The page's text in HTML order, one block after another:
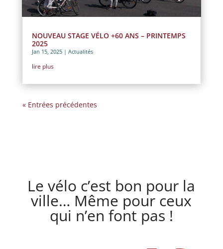
NOUVEAU STAGE VÉLO +60 ANS – PRINTEMPS
2025
Jan 15, 2025| Actualités
lire plus
« Entrées précédentes
Le vélo c’est bon pour la
ville… Même pour ceux
qui n’en font pas !